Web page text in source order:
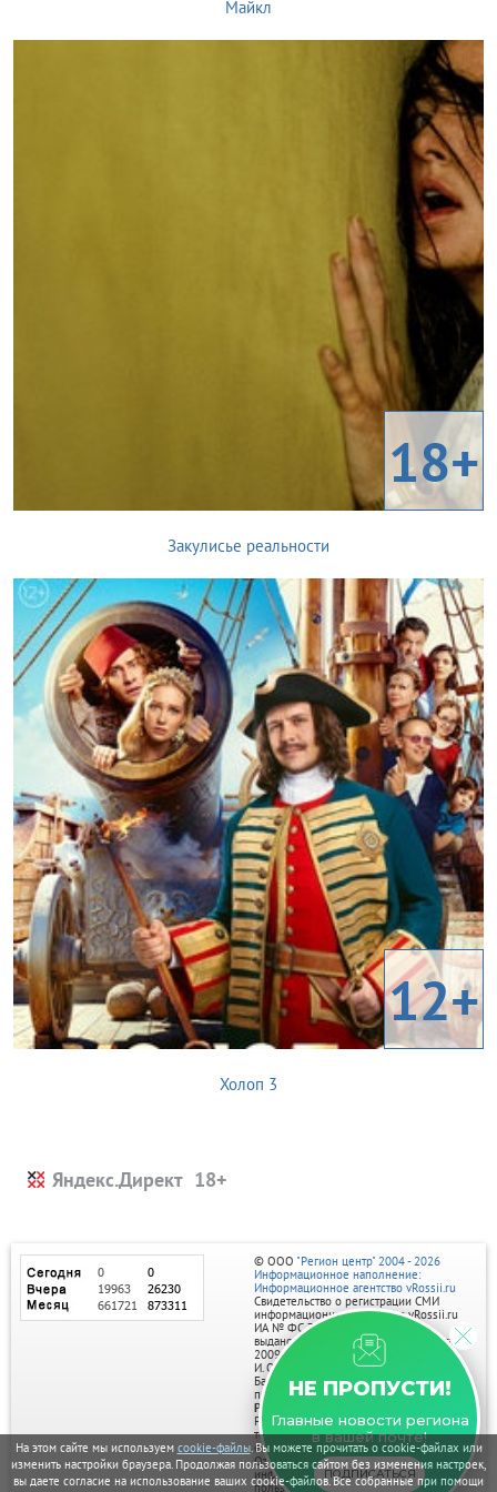
На этом сайте мы используем cookie-файлы. Вы можете прочитать о cookie-файлах или
изменить настройки браузера. Продолжая пользоваться сайтом без изменения настроек,
вы даете согласие на использование ваших cookie-файлов. Все собранные при помощи
Майкл
18+
Закулисье реальности
12+
Холоп 3
Яндекс.Директ
НЕ ПРОПУСТИ!
Главные новости региона
в вашей почте!
ПОДПИСАТЬСЯ
© ООО "Регион центр" 2004 - 2026
Информационное наполнение:
Информационное агентство vRossii.ru
Свидетельство о регистрации СМИ
информационного агентства vRossii.ru
ИА № ФС 77‑35502
выдано РОСКОМНАДЗОРом 04 марта
2009г.
И. О. Главного редактора Нарыков А. Н.
Баннеры на портале размещаются на
правах рекламы.
Реклама на портале:
Рекламное агентство "Умный маркетинг"
тел. 7-910-267-70-40,
email: umnyy.marketing@yandex.ru
Отдельные публикации могут содержать
информацию, не предназначенную для
пользователей до 18 лет.